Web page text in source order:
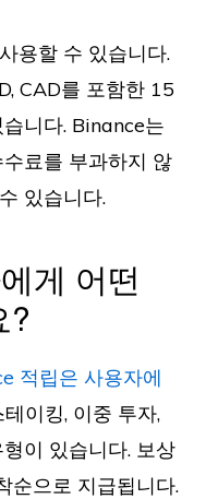
용할 수 있습니다.
CAD를 포함한 15
니다. Binance는
료를 부과하지 않
있습니다.
게 어떤
?
적립은 사용자에
테이킹, 이중 투자,
이 있습니다. 보상
순으로 지급됩니다.